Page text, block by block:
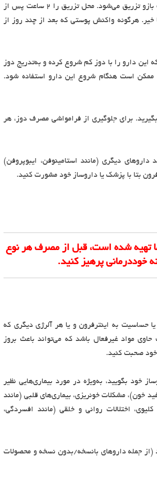
روز یک‌بار به زیر پوست (تزریق زیر جلدی) در قسمت ران، شکم یا پشت بازو تزریق می‌شود. محل تزریق را ۲ ساعت پس از
خیر. هرگونه واکنش پوستی که بعد از چند روز از
دارو را با دوز کم شروع کرده و به‌تدریج دوز
است هنگام شروع این دارو استفاده شود.
برای جلوگیری از فرامواشی مصرف دوز، هر
دیگری (مانند استامینوفن، ایبوپروفن)
بتا با پزشک یا داروساز خود مشورت کنید.
تهیه شده است، قبل از مصرف هر نوع
خوددرمانی پرهیز کنید.
حساسیت به اینترفرون و یا هر آلرژی دیگری که
مواد غیرفعال باشد که می‌تواند باعث بروز
خود صحبت کنید.
خود بگویید، به‌ویژه در مورد بیماری‌هایی نظیر
خون)، مشکلات خونریزی، بیماری‌های قلبی (مانند
اختلالات روانی و خلقی (مانند افسردگی،
(از جمله داروهای بانسخه/بدون نسخه و محصولات